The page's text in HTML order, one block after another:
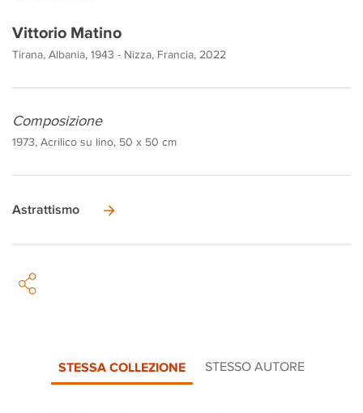
Vittorio Matino
Tirana, Albania, 1943 - Nizza, Francia, 2022
Composizione
1973, Acrilico su lino, 50 x 50 cm
Astrattismo
STESSA COLLEZIONE STESSO AUTORE